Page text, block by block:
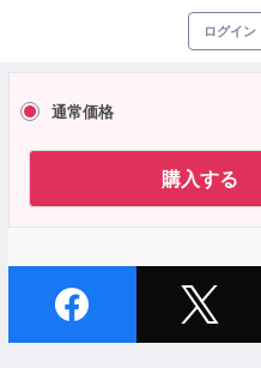
ログイン
通常価格
購入する